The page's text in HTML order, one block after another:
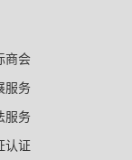
商会
服务
服务
认证